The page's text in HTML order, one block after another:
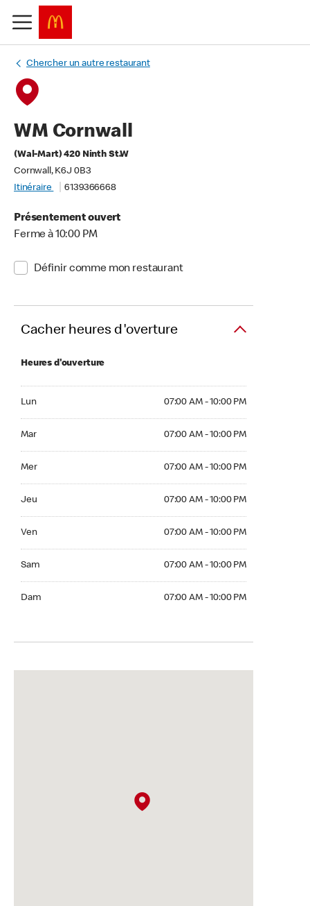
Chercher un autre restaurant
WM Cornwall
(Wal-Mart) 420 Ninth St.W
Cornwall, K6J 0B3
Itinéraire
6139366668
Présentement ouvert
Ferme à 10:00 PM
Définir comme mon restaurant
Cacher heures d'overture
Heures d'ouverture
Lun 07:00 AM - 10:00 PM
Mar 07:00 AM - 10:00 PM
Mer 07:00 AM - 10:00 PM
Jeu 07:00 AM - 10:00 PM
Ven 07:00 AM - 10:00 PM
Sam 07:00 AM - 10:00 PM
Dam 07:00 AM - 10:00 PM